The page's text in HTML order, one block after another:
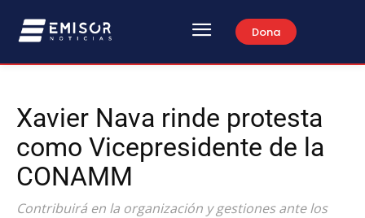
Dona
Xavier Nava rinde protesta
como Vicepresidente de la
CONAMM
Contribuirá en la organización y gestiones ante los